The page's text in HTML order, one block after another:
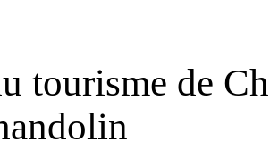
tourisme de